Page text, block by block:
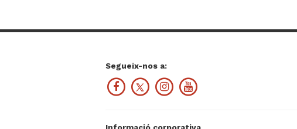
Segueix-nos a:
Informació corporativa